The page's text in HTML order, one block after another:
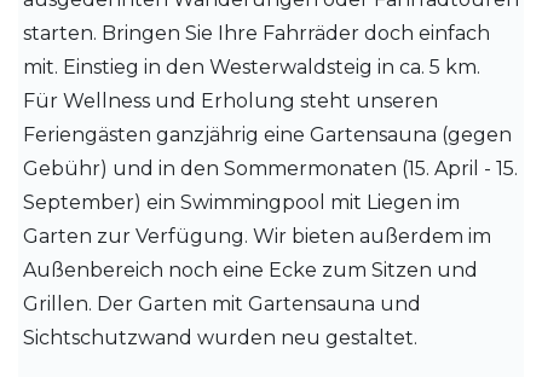
starten. Bringen Sie Ihre Fahrräder doch einfach
mit. Einstieg in den Westerwaldsteig in ca. 5 km.
Für Wellness und Erholung steht unseren
Feriengästen ganzjährig eine Gartensauna (gegen
Gebühr) und in den Sommermonaten (15. April - 15.
September) ein Swimmingpool mit Liegen im
Garten zur Verfügung. Wir bieten außerdem im
Außenbereich noch eine Ecke zum Sitzen und
Grillen. Der Garten mit Gartensauna und
Sichtschutzwand wurden neu gestaltet.